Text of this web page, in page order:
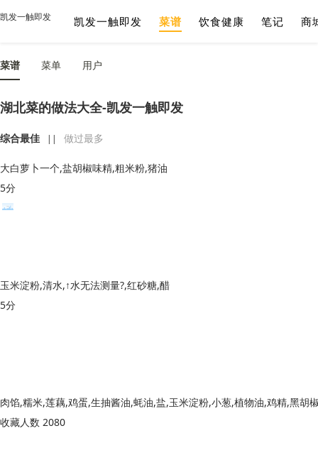
凯发一触即发 凯发一触即发 菜谱 饮食健康 笔记 商
菜谱 菜单 用户
湖北菜的做法大全-凯发一触即发
综合最佳 || 做过最多
大白萝卜一个,盐胡椒味精,粗米粉,猪油
5分
玉米淀粉,清水,↑水无法测量?,红砂糖,醋
5分
收藏人数 2080